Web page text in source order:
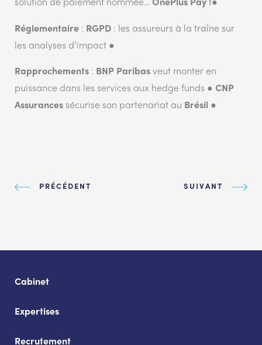
solution de paiement nommée… OnePlus Pay !●
Réglementaire : RGPD : les assureurs à la traîne sur
les analyses d’impact ●
Rapprochements : BNP Paribas veut monter en
puissance dans les services aux hedge funds ● CNP
Assurances sécurise son partenariat au Brésil ●
PRÉCÉDENT SUIVANT
Cabinet
Expertises
Recrutement